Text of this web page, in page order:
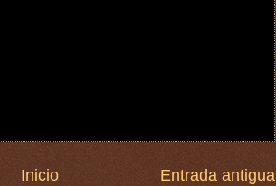
Entrada antigua
Inicio